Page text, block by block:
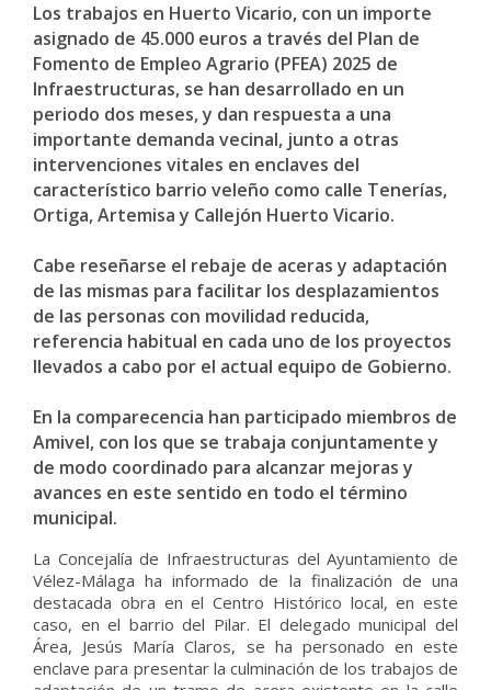
Los trabajos en Huerto Vicario, con un importe
asignado de 45.000 euros a través del Plan de
Fomento de Empleo Agrario (PFEA) 2025 de
Infraestructuras, se han desarrollado en un
periodo dos meses, y dan respuesta a una
importante demanda vecinal, junto a otras
intervenciones vitales en enclaves del
característico barrio veleño como calle Tenerías,
Ortiga, Artemisa y Callejón Huerto Vicario.
Cabe reseñarse el rebaje de aceras y adaptación
de las mismas para facilitar los desplazamientos
de las personas con movilidad reducida,
referencia habitual en cada uno de los proyectos
llevados a cabo por el actual equipo de Gobierno.
En la comparecencia han participado miembros de
Amivel, con los que se trabaja conjuntamente y
de modo coordinado para alcanzar mejoras y
avances en este sentido en todo el término
municipal.
La Concejalía de Infraestructuras del Ayuntamiento de
Vélez-Málaga ha informado de la finalización de una
destacada obra en el Centro Histórico local, en este
caso, en el barrio del Pilar. El delegado municipal del
Área, Jesús María Claros, se ha personado en este
enclave para presentar la culminación de los trabajos de